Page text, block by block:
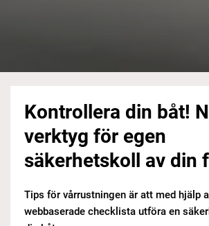
Kontrollera din båt!
verktyg för egen
säkerhetskoll av din
Tips för vårrustningen är att med hjälp
webbaserade checklista utföra en